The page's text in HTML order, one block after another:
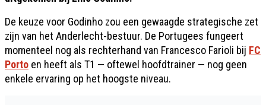
De keuze voor Godinho zou een gewaagde strategische zet
zijn van het Anderlecht-bestuur. De Portugees fungeert
momenteel nog als rechterhand van Francesco Farioli bij FC
Porto en heeft als T1 — oftewel hoofdtrainer — nog geen
enkele ervaring op het hoogste niveau.